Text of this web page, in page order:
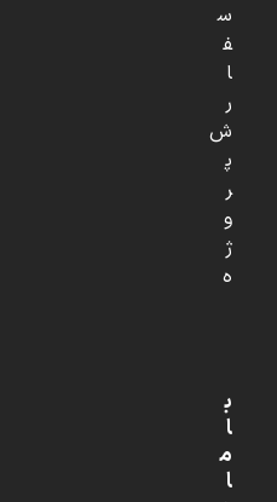
س
ف
ا
ر
ش
پ
ر
و
ژ
ه
ب
ا
م
ا